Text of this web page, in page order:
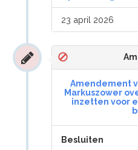
23 april 2026
Amendement
Markuszower
inzetten voor
Besluiten